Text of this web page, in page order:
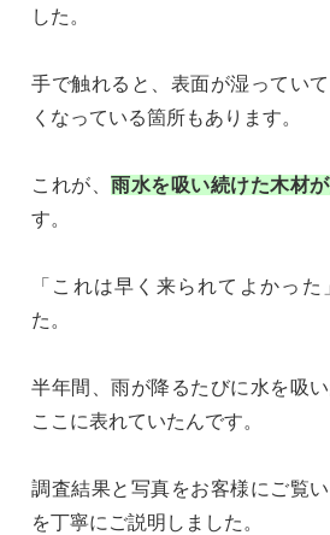
した。
手で触れると、表面が湿ってい
くなっている箇所もあります。
これが、雨水を吸い続けた木材
す。
「これは早く来られてよかっ
た。
半年間、雨が降るたびに水を吸
ここに表れていたんです。
調査結果と写真をお客様にご覧
を丁寧にご説明しました。